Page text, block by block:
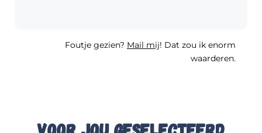
Foutje gezien? Mail mij! Dat zou ik enorm
waarderen.